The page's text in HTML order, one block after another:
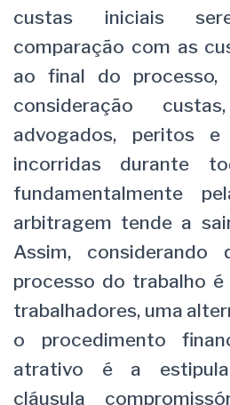
custas iniciais
comparação com as
ao final do processo,
consideração
advogados, peritos
incorridas durante
fundamentalmente
arbitragem tende a
Assim,
processo do trabalho
trabalhadores, uma
o procedimento
atrativo é a
cláusula